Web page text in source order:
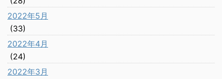
2022年5月
(33)
2022年4月
(24)
2022年3月